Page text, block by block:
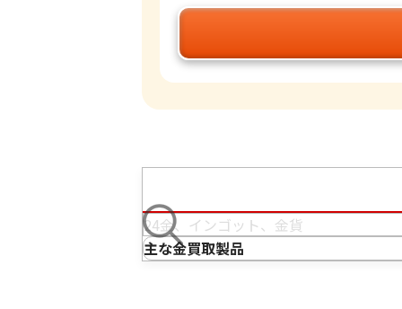
主な金買取製品